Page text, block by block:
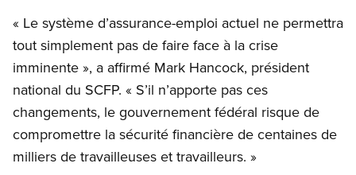
« Le système d’assurance-emploi actuel ne permettra
tout simplement pas de faire face à la crise
imminente », a affirmé Mark Hancock, président
national du SCFP. « S’il n’apporte pas ces
changements, le gouvernement fédéral risque de
compromettre la sécurité financière de centaines de
milliers de travailleuses et travailleurs. »